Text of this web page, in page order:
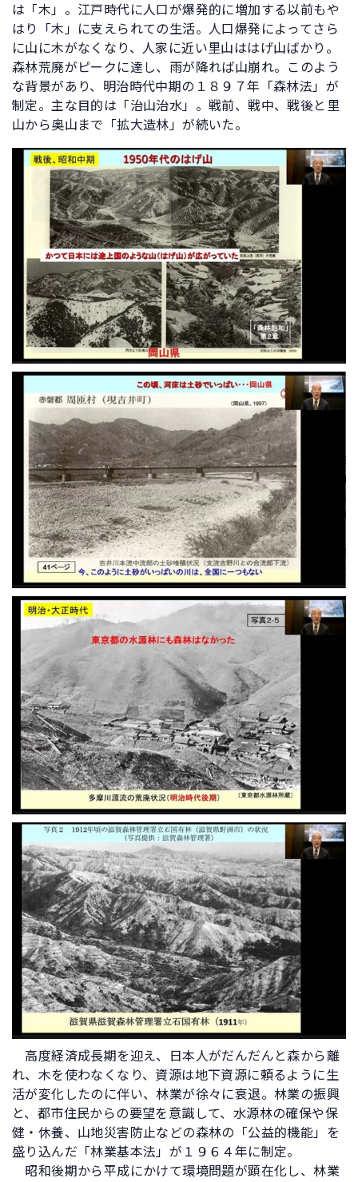
は「木」。江戸時代に人口が爆発的に増加する以前もや
はり「木」に支えられての生活。人口爆発によってさら
に山に木がなくなり、人家に近い里山ははげ山ばかり。
森林荒廃がピークに達し、雨が降れば山崩れ。このよう
な背景があり、明治時代中期の１８９７年「森林法」が
制定。主な目的は「治山治水」。戦前、戦中、戦後と里
山から奥山まで「拡大造林」が続いた。
高度経済成長期を迎え、日本人がだんだんと森から離
れ、木を使わなくなり、資源は地下資源に頼るように生
活が変化したのに伴い、林業が徐々に衰退。林業の振興
と、都市住民からの要望を意識して、水源林の確保や保
健・休養、山地災害防止などの森林の「公益的機能」を
盛り込んだ「林業基本法」が１９６４年に制定。
昭和後期から平成にかけて環境問題が顕在化し、林業